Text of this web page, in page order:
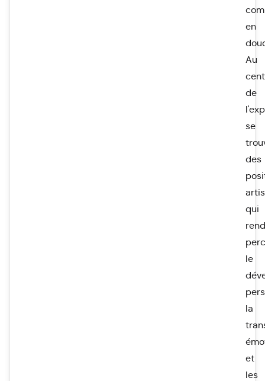
en
Au
de
se
des
qui
le
la
et
les